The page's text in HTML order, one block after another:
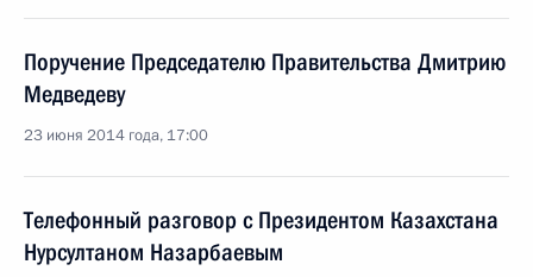
Поручение Председателю Правительства Дмитрию
Медведеву
23 июня 2014 года, 17:00
Телефонный разговор с Президентом Казахстана
Нурсултаном Назарбаевым